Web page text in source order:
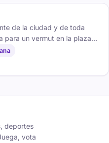
de la ciudad y de toda
para un vermut en la plaza y
deportes
vota